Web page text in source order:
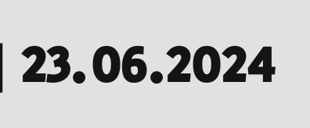
23.06.2024 | בדלתיים פתוחות